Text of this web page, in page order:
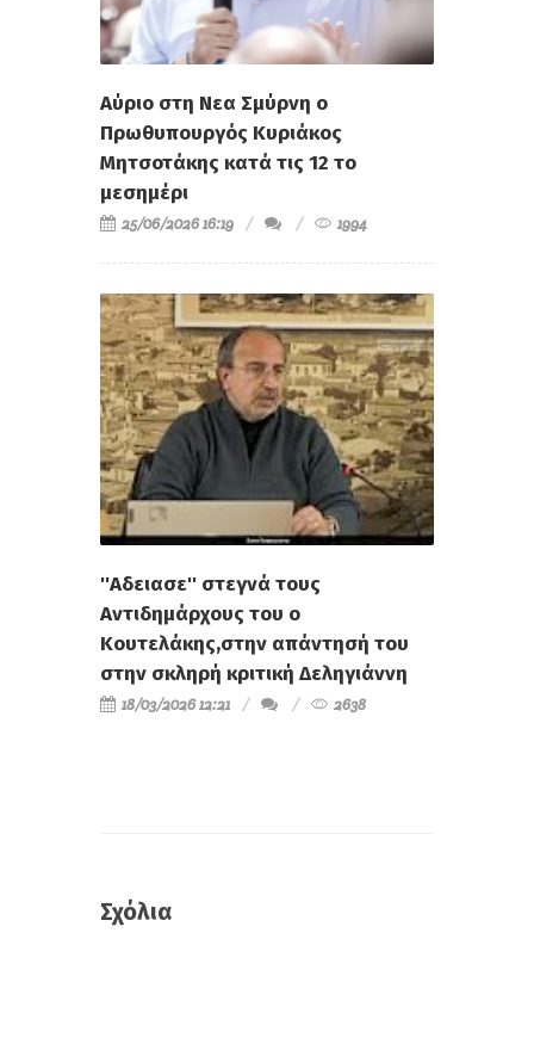
Αύριο στη Νεα Σμύρνη ο
Πρωθυπουργός Κυριάκος
Μητσοτάκης κατά τις 12 το
μεσημέρι
25/06/2026 16:19 1994
''Αδειασε'' στεγνά τους
Αντιδημάρχους του ο
Κουτελάκης,στην απάντησή του
στην σκληρή κριτική Δεληγιάννη
18/03/2026 12:21 2638
Σχόλια